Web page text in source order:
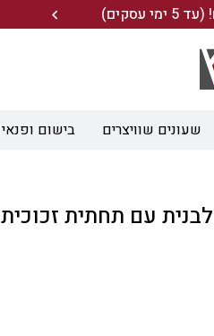
שעונים שוויצרים בישום ופנאי
עם תחתית זכוכית